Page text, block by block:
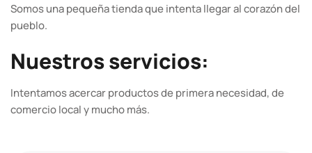
Somos una pequeña tienda que intenta llegar al corazón del
pueblo.
Nuestros servicios:
Intentamos acercar productos de primera necesidad, de
comercio local y mucho más.